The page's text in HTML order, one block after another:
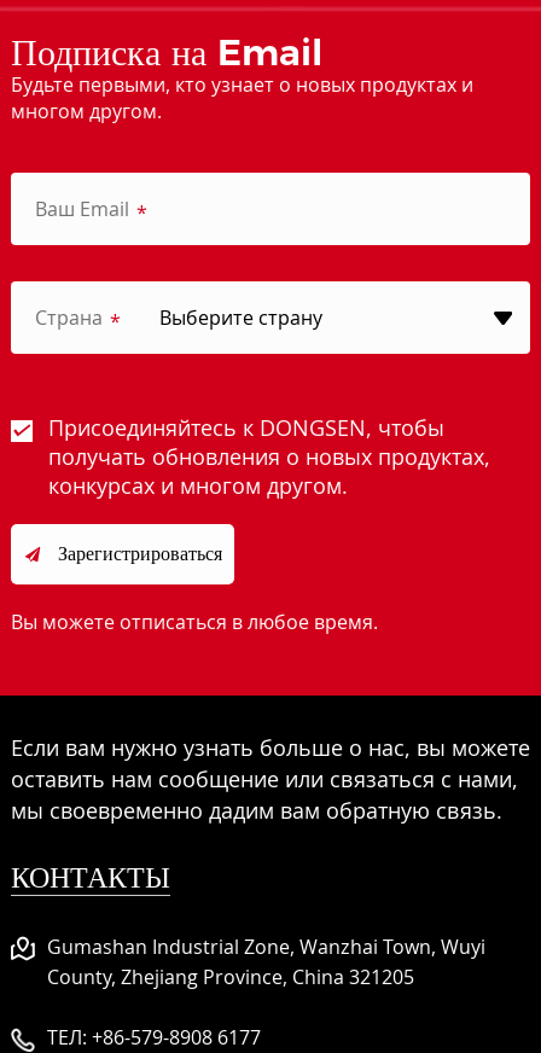
Подписка на Email
Будьте первыми, кто узнает о новых продуктах и
многом другом.
Ваш Email *
Страна *
Присоединяйтесь к DONGSEN, чтобы
получать обновления о новых продуктах,
конкурсах и многом другом.
 Зарегистрироваться
Вы можете отписаться в любое время.
Если вам нужно узнать больше о нас, вы можете
оставить нам сообщение или связаться с нами,
мы своевременно дадим вам обратную связь.
КОНТАКТЫ
Gumashan Industrial Zone, Wanzhai Town, Wuyi
County, Zhejiang Province, China 321205
ТЕЛ: +86-579-8908 6177